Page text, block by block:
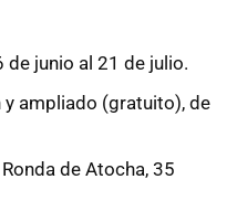
de junio al 21 de julio.
y ampliado (gratuito), de
de Atocha, 35